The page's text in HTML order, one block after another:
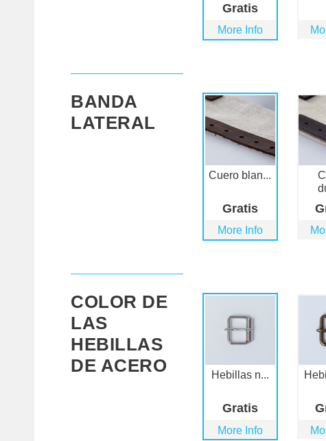
Gratis
More Info
BANDA
LATERAL
Cuero blan...
Gratis
More Info
COLOR DE
LAS
HEBILLAS
DE ACERO
Hebillas n...
Gratis
More Info